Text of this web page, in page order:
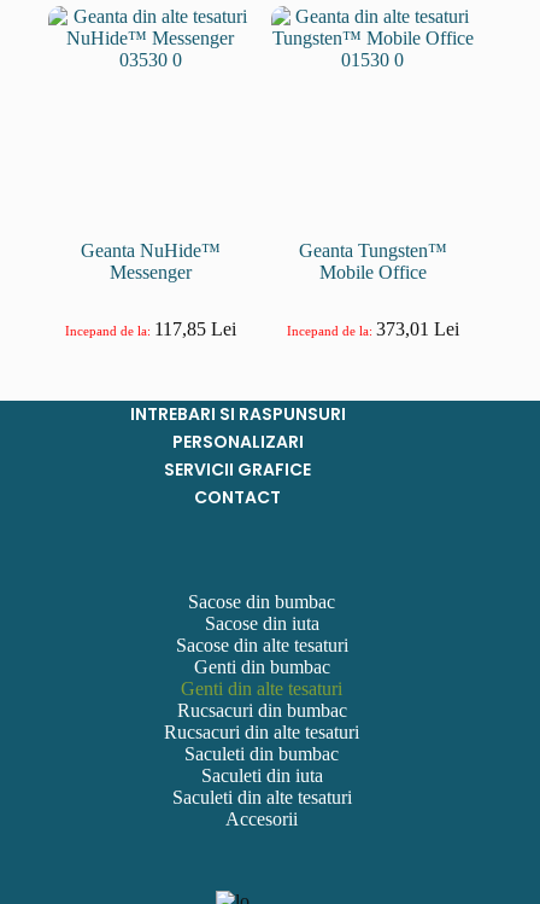
Geanta NuHide™
Messenger
Incepand de la: 117,85 Lei
Geanta Tungsten™
Mobile Office
Incepand de la: 373,01 Lei
INTREBARI SI RASPUNSURI
PERSONALIZARI
SERVICII GRAFICE
CONTACT
Sacose din bumbac
Sacose din iuta
Sacose din alte tesaturi
Genti din bumbac
Genti din alte tesaturi
Rucsacuri din bumbac
Rucsacuri din alte tesaturi
Saculeti din bumbac
Saculeti din iuta
Saculeti din alte tesaturi
Accesorii